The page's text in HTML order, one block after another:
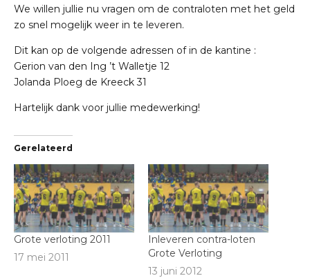
We willen jullie nu vragen om de contraloten met het geld
zo snel mogelijk weer in te leveren.
Dit kan op de volgende adressen of in de kantine :
Gerion van den Ing ’t Walletje 12
Jolanda Ploeg de Kreeck 31
Hartelijk dank voor jullie medewerking!
Gerelateerd
Grote verloting 2011
17 mei 2011
Inleveren contra-loten
Grote Verloting
13 juni 2012